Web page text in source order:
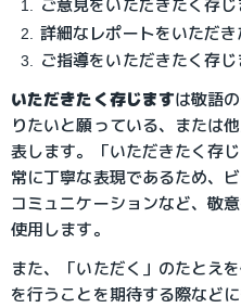
ご意見をいただきたく存じ
詳細なレポートをいただき
ご指導をいただきたく存じ
いただきたく存じますは敬語
りたいと願っている、または
表します。「いただきたく存
常に丁寧な表現であるため、
コミュニケーションなど、敬
使用します。
また、「いただく」のたとえ
を行うことを期待する際など